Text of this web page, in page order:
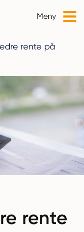
Meny
rente på
rente